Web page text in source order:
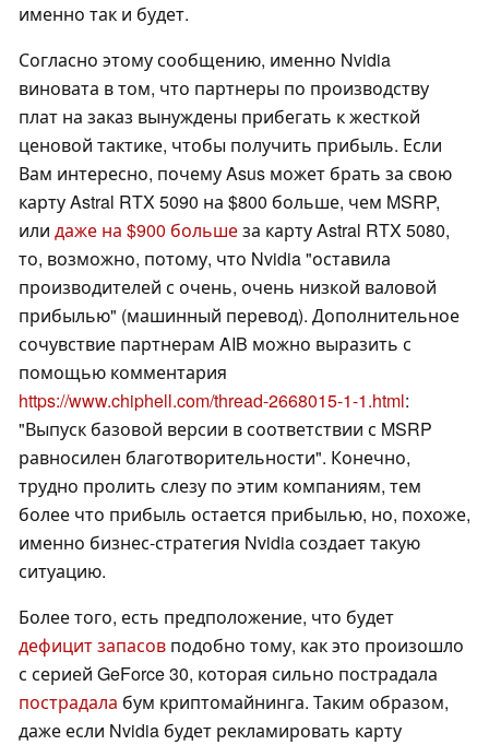
именно так и будет.
Согласно этому сообщению, именно Nvidia
виновата в том, что партнеры по производству
плат на заказ вынуждены прибегать к жесткой
ценовой тактике, чтобы получить прибыль. Если
Вам интересно, почему Asus может брать за свою
карту Astral RTX 5090 на $800 больше, чем MSRP,
или даже на $900 большеза карту Astral RTX 5080,
то, возможно, потому, что Nvidia "оставила
производителей с очень, очень низкой валовой
прибылью" (машинный перевод). Дополнительное
сочувствие партнерам AIB можно выразить с
помощью комментария
https://www.chiphell.com/thread-2668015-1-1.html:
"Выпуск базовой версии в соответствии с MSRP
равносилен благотворительности". Конечно,
трудно пролить слезу по этим компаниям, тем
более что прибыль остается прибылью, но, похоже,
именно бизнес-стратегия Nvidia создает такую
ситуацию.
Более того, есть предположение, что будет
дефицит запасов подобно тому, как это произошло
с серией GeForce 30, которая сильно пострадала
пострадала бум криптомайнинга. Таким образом,
даже если Nvidia будет рекламировать карту